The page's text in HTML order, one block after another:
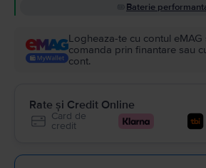
Baterie
Logheaza-te cu contul
comanda prin finantare sau
cont.
Rate și Credit Online
Card de
credit